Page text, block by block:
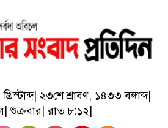
| ২৩শে শ্রাবণ, ১৪৩৩ বঙ্গাব্দ|
|শুক্রবার|রাত ৮:১২